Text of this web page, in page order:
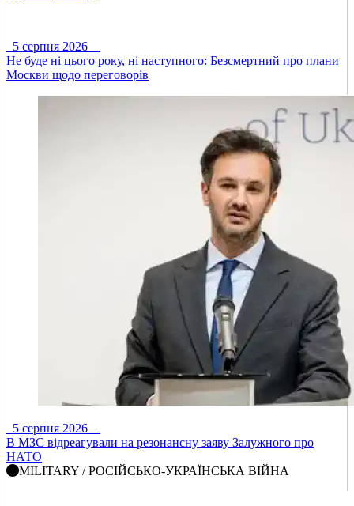
5 серпня 2026
Не буде ні цього року, ні наступного: Безсмертний про плани
Москви щодо переговорів
5 серпня 2026
В МЗС відреагували на резонансну заяву Залужного про
НАТО
MILITARY / РОСІЙСЬКО-УКРАЇНСЬКА ВІЙНА